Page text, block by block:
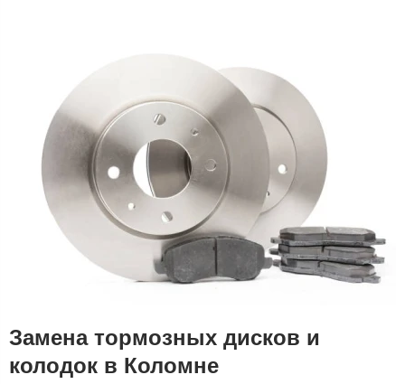
Замена тормозных дисков и
колодок в Коломне